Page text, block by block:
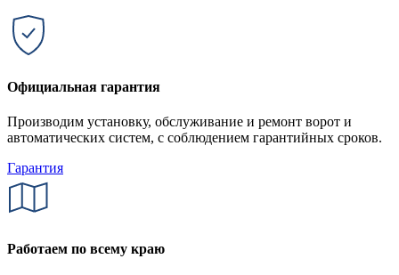
Официальная гарантия
Производим установку, обслуживание и ремонт ворот и
автоматических систем, с соблюдением гарантийных сроков.
Гарантия
Работаем по всему краю